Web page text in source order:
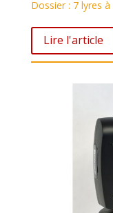
Dossier : 7 lyres
Lire l'article